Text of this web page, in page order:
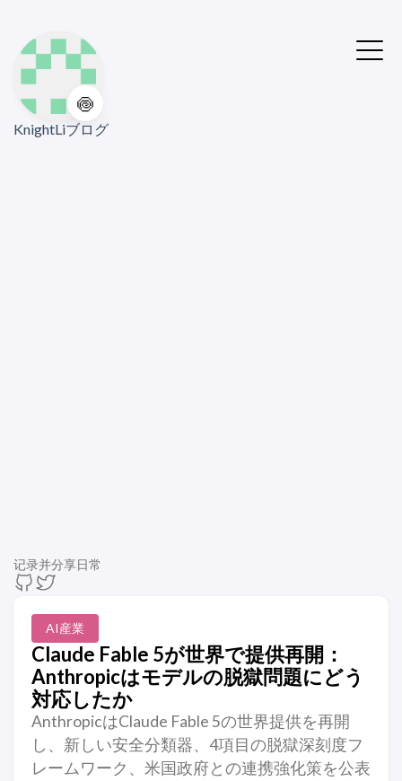
🍥
KnightLiブログ
记录并分享日常
AI産業
Claude Fable 5が世界で提供再開：
Anthropicはモデルの脱獄問題にどう
対応したか
AnthropicはClaude Fable 5の世界提供を再開
し、新しい安全分類器、4項目の脱獄深刻度フ
レームワーク、米国政府との連携強化策を公表